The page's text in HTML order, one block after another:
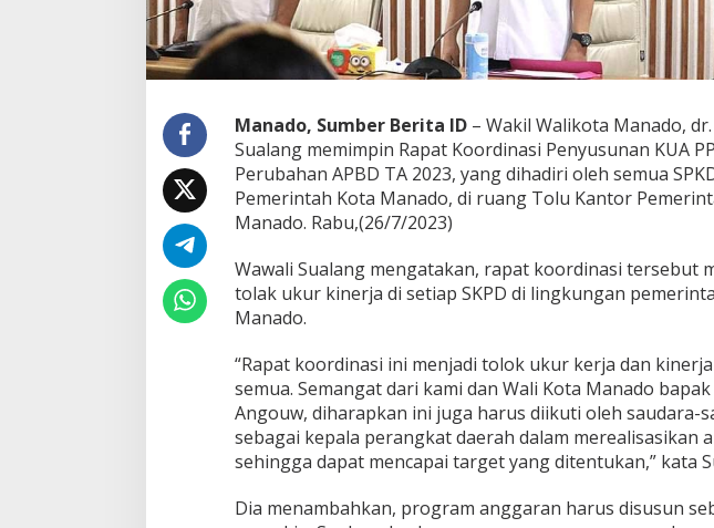
a
n
K
A
P
P
A
S
P
e
u
b
n
A
P
B
D
T
2
Manado, Sumber Berita ID– Wakil Walikota Manado, dr.
Sualang memimpin Rapat Koordinasi Penyusunan KUA
Perubahan APBD TA 2023, yang dihadiri oleh semua
Pemerintah Kota Manado, di ruang Tolu Kantor
Manado. Rabu,(26/7/2023)
Wawali Sualang mengatakan, rapat koordinasi tersebut
tolak ukur kinerja di setiap SKPD di lingkungan
Manado.
“Rapat koordinasi ini menjadi tolok ukur kerja dan
semua. Semangat dari kami dan Wali Kota Manado
Angouw, diharapkan ini juga harus diikuti oleh saudara-
sebagai kepala perangkat daerah dalam merealisasikan
sehingga dapat mencapai target yang ditentukan,” kata
Dia menambahkan, program anggaran harus disusun